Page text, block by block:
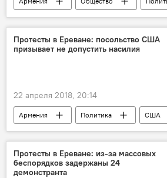
лидер
Площадь Республики
Пашинян Никол
акция протеста
митинг
оппозиция
Протесты в Ереване: посольство США
призывает не допустить насилия
22 апреля 2018, 20:14
Армения Политика
США
протесты
журналисты
демонстранты
посольство
призыв
Протесты в Ереване: из-за массовых
беспорядков задержаны 24
демонстранта